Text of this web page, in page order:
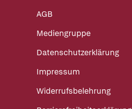
AGB
Mediengruppe
Datenschutzerklärung
Impressum
Widerrufsbelehrung